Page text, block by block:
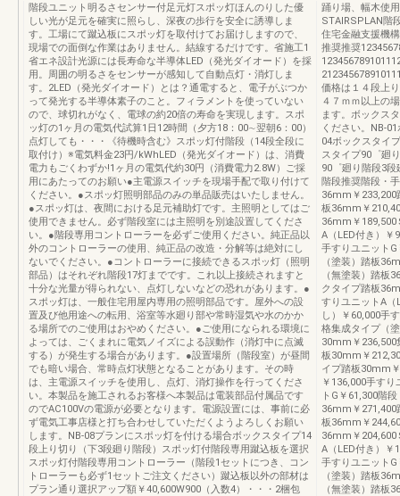
階段ユニット明るさセンサー付足元灯スポッ灯ほんのりした優
しい光が足元を確実に照らし、深夜の歩行を安全に誘導しま
す。工場にて蹴込板にスポッ灯を取付けてお届けしますので、
現場での面倒な作業はありません。結線するだけです。省施工1
省エネ設計光源には長寿命な半導体LED（発光ダイオード）を採
用。周囲の明るさをセンサーが感知して自動点灯・消灯しま
す。2LED（発光ダイオード）とは？通電すると、電子がぶつか
って発光する半導体素子のこと。フィラメントを使っていない
ので、球切れがなく、電球の約20倍の寿命を実現します。スポ
ッ灯の1ヶ月の電気代試算1日12時間（夕方18：00∼翌朝6：00）
点灯しても・・・《待機時含む》スポッ灯付階段（14段全段に
取付け）※電気料金23円/kWhLED（発光ダイオード）は、消費
電力もごくわずか!1ヶ月の電気代約30円（消費電力2.8W）ご採
用にあたってのお願い●主電源スイッチを現場手配で取り付けて
ください。●スポッ灯照明部品のみの単品販売はいたしません。
●スポッ灯は、夜間における足元補助灯です。主照明としてはご
使用できません。必ず階段室には主照明を別途設置してくださ
い。●階段専用コントローラーを必ずご使用ください。純正品以
外のコントローラーの使用、純正品の改造・分解等は絶対にし
ないでください。●コントローラーに接続できるスポッ灯（照明
部品）はそれぞれ階段17灯までです。これ以上接続されますと
十分な光量が得られない、点灯しないなどの恐れがあります。●
スポッ灯は、一般住宅用屋内専用の照明部品です。屋外への設
置及び他用途への転用、浴室等水廻り部や常時湿気や水のかか
る場所でのご使用はおやめください。●ご使用になられる環境に
よっては、ごくまれに電気ノイズによる誤動作（消灯中に点滅
する）が発生する場合があります。●設置場所（階段室）が昼間
でも暗い場合、常時点灯状態となることがあります。その時
は、主電源スイッチを使用し、点灯、消灯操作を行ってくださ
い。本製品を施工されるお客様へ本製品は電装部品付属品です
のでAC100Vの電源が必要となります。電源設置には、事前に必
ず電気工事店様と打ち合わせしていただくようよろしくお願い
します。NB-08プランにスポッ灯を付ける場合ボックスタイプ14
段上り切り（下3段廻り階段）スポッ灯付階段専用蹴込板を選択
スポッ灯付階段専用コントローラー（階段1セットにつき、コン
トローラーも必ず1セットご注文ください）蹴込板以外の部材は
プラン通り選択アップ額￥40,600W900（入数4）・・・2梱包
踊り場、幅木使
STAIRSPLAN階
住宅金融支援機
推奨推奨
価格は１４段上
４７ｍｍ以上の
ます。ボックス
ください。NB-
04ボックスタイ
スタイプ90゜廻
90゜廻り階段3
階段推奨階段・
36mm￥233,200
板36mm￥
36mm￥189,500
A（LED付き）￥
手すりユニット
（塗装）踏板
（無塗装）踏板
クタイプ踏板
すりユニットA（
し）￥60,000手
格集成タイプ（
30mm￥236,500
板30mm￥
イプ踏板30mm
￥136,000手す
トG￥61,300階
36mm￥271,400
板36mm￥
36mm￥204,600
A（LED付き）￥
手すりユニット
（塗装）踏板
（無塗装）踏板